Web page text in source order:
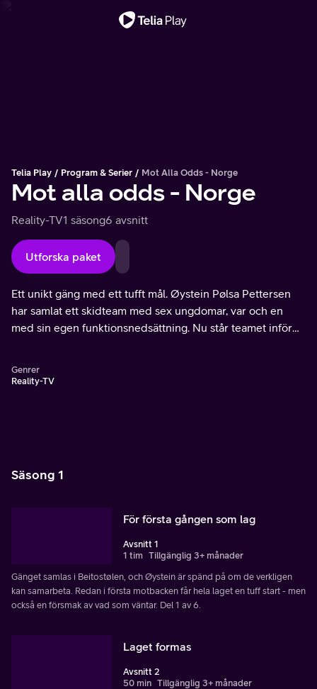
Telia Play Program & Serier Mot Alla Odds - Norge
Mot alla odds - Norge
Reality-TV1 säsong6 avsnitt
Utforska paket
Ett unikt gäng med ett tufft mål. Øystein Pølsa Pettersen
har samlat ett skidteam med sex ungdomar, var och en
med sin egen funktionsnedsättning. Nu står teamet inför
Genrer
Reality-TV
Säsong 1
För första gången som lag
Avsnitt 1
1 tim Tillgänglig 3+ månader
Gänget samlas i Beitostølen, och Øystein är spänd på om de verkligen
kan samarbeta. Redan i första motbacken får hela laget en tuff start - men
också en försmak av vad som väntar. Del 1 av 6.
Laget formas
Avsnitt 2
50 min Tillgänglig 3+ månader